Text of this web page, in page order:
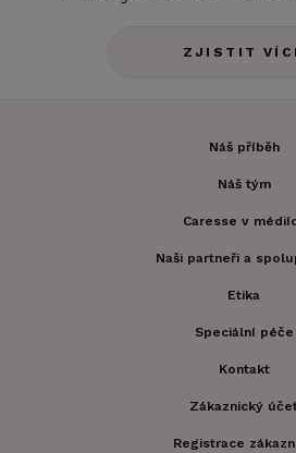
ZJISTIT
Náš příběh
Náš tým
Caresse v
Naši partneři a
Etika
Speciální péče
Kontakt
Zákaznický
Registrace